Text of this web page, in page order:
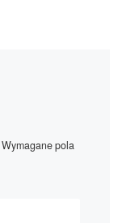
Wymagane pola